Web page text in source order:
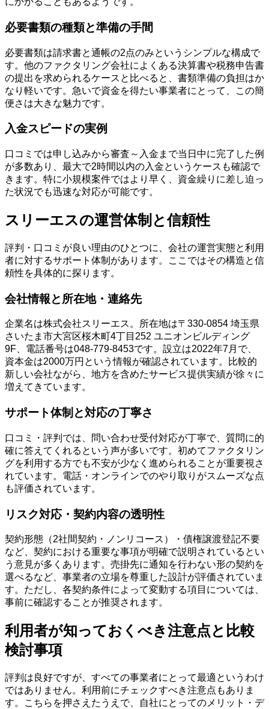
必要書類の種類と準備の手間
必要書類は請求書と通帳の2点のみというシンプルな構成で
す。他のファクタリング会社によくある決算書や税務申告書
の提出を求められるケースと比べると、書類準備の負担はか
なり軽いです。急いで資金を得たい事業者にとって、この簡
便さは大きな魅力です。
入金スピードの実例
口コミでは申し込みから審査～入金まで当日中に完了した例
が多数あり、最大で2時間以内の入金というケースも確認で
きます。特に小規模案件ではより早く、資金繰りに差し迫っ
た状況でも迅速な対応が可能です。
スリーエスの運営体制と信頼性
評判・口コミが良い理由のひとつに、会社の運営実態と利用
者に対するサポート体制があります。ここではその構造と信
頼性を具体的に探ります。
会社情報と所在地・連絡先
企業名は株式会社スリーエス。所在地は〒330-0854 埼玉県
さいたま市大宮区桜木町4丁目252 ユニオンビルディング
9F、電話番号は048-779-8453です。設立は2022年7月で、
資本金は2000万円という情報が確認されています。比較的
新しい会社ながら、地方を含めたサービス提供実績が徐々に
増えてきています。
サポート体制と対応の丁寧さ
口コミ・評判では、問い合わせ受付対応が丁寧で、質問に的
確に答えてくれるという声が多いです。初めてファクタリン
グを利用する方でも不安が少なく進められることが重要視さ
れています。電話・オンラインでのやり取りがスムーズな点
も評価されています。
リスク対応・契約内容の透明性
契約形態（2社間契約・ノンリコース）・債権譲渡登記不要
など、契約における重要な事項が明確で説明されているとい
う意見が多くあります。売掛先に通知を行わない形の契約を
選べるなど、事業者の立場を尊重した設計が評価されていま
す。ただし、各契約条件によって変動する項目については、
事前に確認することが推奨されます。
利用者が知っておくべき注意点と比較
検討事項
評判は良好ですが、すべての事業者にとって最適というわけ
ではありません。利用前にチェックすべき注意点もありま
す。こちらを押さえたうえで、自社にとってのメリット・デ